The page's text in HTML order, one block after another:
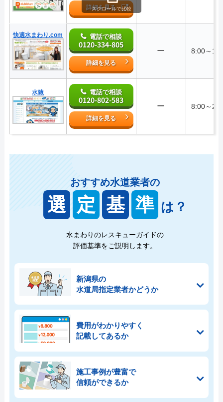
詳細を見る
快適水まわり.com 電話で相談
0120-334-805
詳細を見る
ー 8:00～
水猿 電話で相談
0120-802-583
詳細を見る
ー 8:00～
スクロールで比較
おすすめ水道業者の
選 定 基 準 は？
水まわりのレスキューガイドの
評価基準をご説明します。
新潟県の
水道局指定業者かどうか
費用がわかりやすく
記載してあるか
施工事例が豊富で
信頼ができるか